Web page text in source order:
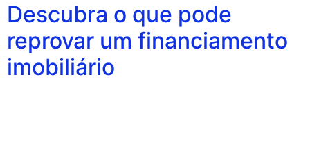
Descubra o que pode
reprovar um financiamento
imobiliário